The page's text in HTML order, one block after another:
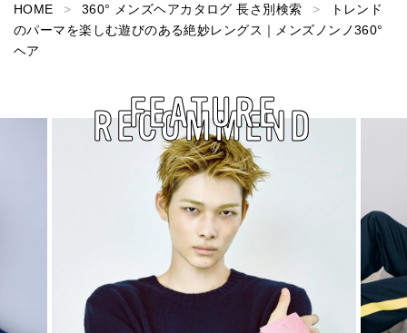
HOME 360° メンズヘアカタログ 長さ別検索
トレンド
のパーマを楽しむ遊びのある絶妙レングス｜メンズノンノ360°
ヘア
RECOMMEND
FEATURE